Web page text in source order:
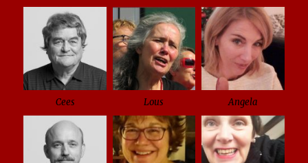
Cees Lous Angela